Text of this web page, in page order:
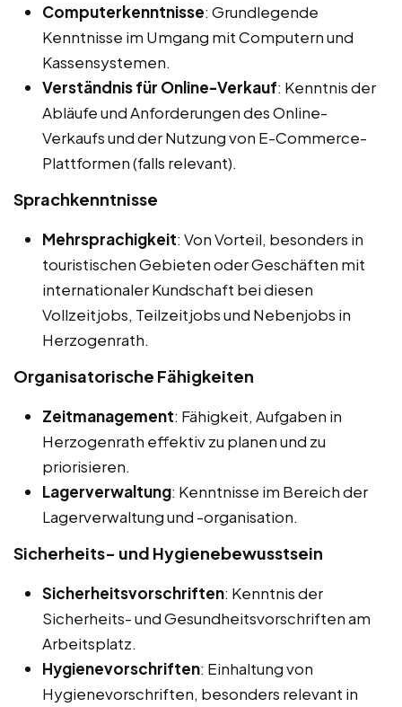
Computerkenntnisse: Grundlegende
Kenntnisse im Umgang mit Computern und
Kassensystemen.
Verständnis für Online-Verkauf: Kenntnis der
Abläufe und Anforderungen des Online-
Verkaufs und der Nutzung von E-Commerce-
Plattformen (falls relevant).
Sprachkenntnisse
Mehrsprachigkeit: Von Vorteil, besonders in
touristischen Gebieten oder Geschäften mit
internationaler Kundschaft bei diesen
Vollzeitjobs, Teilzeitjobs und Nebenjobs in
Herzogenrath.
Organisatorische Fähigkeiten
Zeitmanagement: Fähigkeit, Aufgaben in
Herzogenrath effektiv zu planen und zu
priorisieren.
Lagerverwaltung: Kenntnisse im Bereich der
Lagerverwaltung und -organisation.
Sicherheits- und Hygienebewusstsein
Sicherheitsvorschriften: Kenntnis der
Sicherheits- und Gesundheitsvorschriften am
Arbeitsplatz.
Hygienevorschriften: Einhaltung von
Hygienevorschriften, besonders relevant in